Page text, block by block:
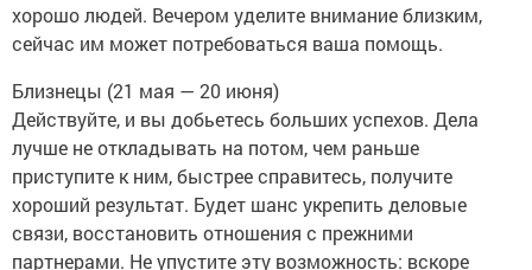
хорошо людей. Вечером уделите внимание близким,
сейчас им может потребоваться ваша помощь.
Близнецы (21 мая — 20 июня)
Действуйте, и вы добьетесь больших успехов. Дела
лучше не откладывать на потом, чем раньше
приступите к ним, быстрее справитесь, получите
хороший результат. Будет шанс укрепить деловые
связи, восстановить отношения с прежними
партнерами. Не упустите эту возможность: вскоре